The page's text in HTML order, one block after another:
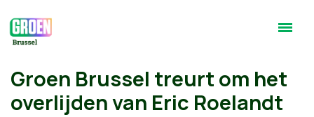
Groen Brussel treurt om het
overlijden van Eric Roelandt